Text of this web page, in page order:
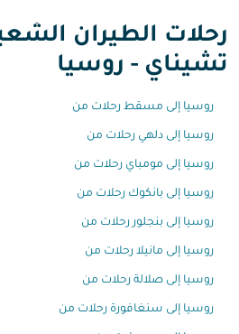
رحلات الطيران
تشيناي - روسيا
روسيا إلى مسقط رحلات من
روسيا إلى دلهي رحلات من
روسيا إلى مومباي رحلات من
روسيا إلى بانكوك رحلات من
روسيا إلى بنجلور رحلات من
روسيا إلى مانيلا رحلات من
روسيا إلى صلالة رحلات من
روسيا إلى سنغافورة رحلات من